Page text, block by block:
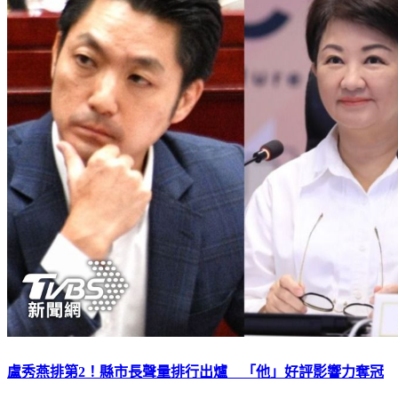
盧秀燕排第2！縣市長聲量排行出爐 「他」好評影響力奪冠